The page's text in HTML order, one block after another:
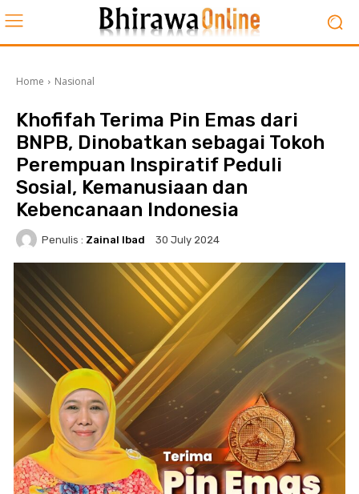
Home Nasional
Khofifah Terima Pin Emas dari
BNPB, Dinobatkan sebagai Tokoh
Perempuan Inspiratif Peduli
Sosial, Kemanusiaan dan
Kebencanaan Indonesia
Penulis : Zainal Ibad 30 July 2024